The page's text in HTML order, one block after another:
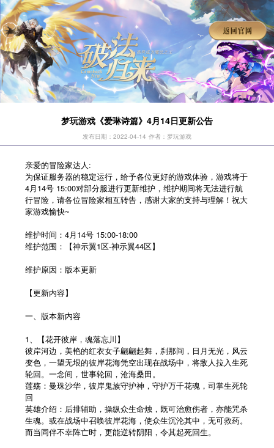
梦玩游戏《爱琳诗篇》4月14日更新公告
发布日期：2022-04-14 作者：梦玩游戏
亲爱的冒险家达人:
为保证服务器的稳定运行，给予各位更好的游戏体验，游戏将于
4月14号 15:00对部分服进行更新维护，维护期间将无法进行航
行冒险，请各位冒险家相互转告，感谢大家的支持与理解！祝大
家游戏愉快~
维护时间：4月14号 15:00-18:00
维护范围：【神示翼1区-神示翼44区】
维护原因：版本更新
【更新内容】
一、版本新内容
1、【花开彼岸，魂落忘川】
彼岸河边，美艳的红衣女子翩翩起舞，刹那间，日月无光，风云
变色，一望无垠的彼岸花海凭空出现在战场中，将敌人拉入生死
轮回。一念间，世事轮回，沧海桑田。
莲殇：曼珠沙华，彼岸鬼族守护神，守护万千花魂，司掌生死轮
回
英雄介绍：后排辅助，操纵众生命烛，既可治愈伤者，亦能咒杀
生魂。或在战场中召唤彼岸花海，使众生沉沦其中，无可救药。
而当同伴不幸阵亡时，更能逆转阴阳，令其起死回生。